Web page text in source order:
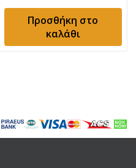
Προσθήκη στο
καλάθι